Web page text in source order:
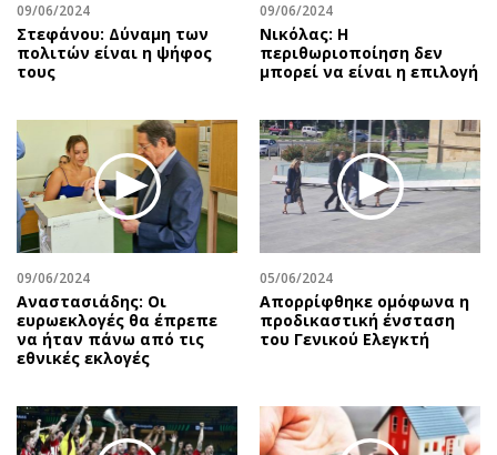
Trends
Ενέργεια
Ναυτιλία
Ελλάδα
Κόσμος
Παράξενα
Πολιτισμός
Σινεμά
Θέατρο-Χορός
Μουσική
Εικαστικά
Χειρόγραφα
Good Life
Γυναίκα
Showbiz
Συνταγές
Έξοδος
Media
Wine routes
Podcasts
Uncut
Επιστολές
09/06/2024
Στεφάνου: Δύναμη των
πολιτών είναι η ψήφος
τους
09/06/2024
Νικόλας: Η
περιθωριοποίηση δεν
μπορεί να είναι η επιλογή
09/06/2024
Αναστασιάδης: Οι
ευρωεκλογές θα έπρεπε
να ήταν πάνω από τις
εθνικές εκλογές
05/06/2024
Απορρίφθηκε ομόφωνα η
προδικαστική ένσταση
του Γενικού Ελεγκτή